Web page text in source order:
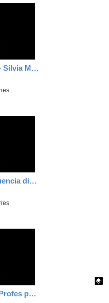
Vídeo anonimización - Silvia Martín
Vídeo explicativo secuencia didáctica. Silvia Martín
Secuencia Didáctica: Profes por un día